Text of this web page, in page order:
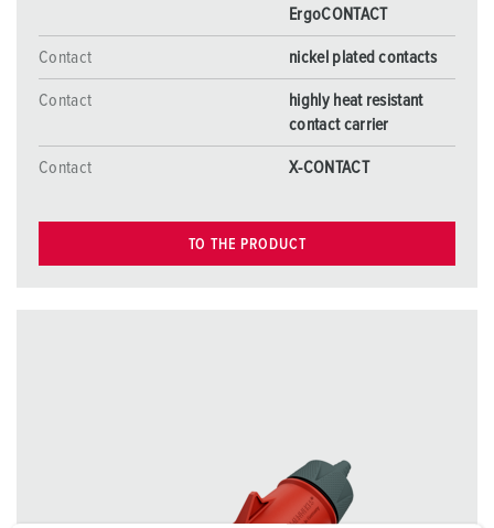
ErgoCONTACT
Contact nickel plated contacts
Contact
highly heat resistant
contact carrier
Contact X-CONTACT
TO THE PRODUCT